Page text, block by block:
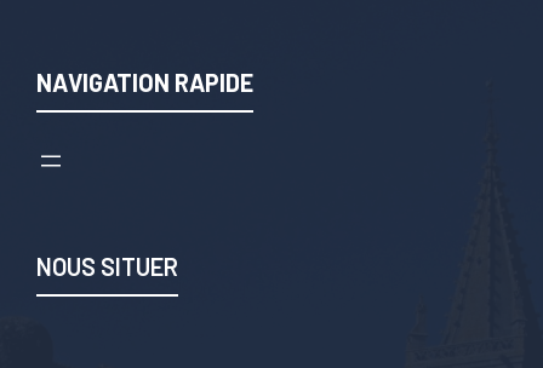
NAVIGATION RAPIDE
NOUS SITUER